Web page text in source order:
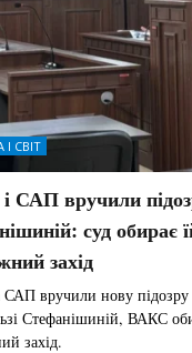
І СВІТ
САП вручили
суд обирає
захід
вручили нову підозру
Стефанішиній, ВАКС
захід.